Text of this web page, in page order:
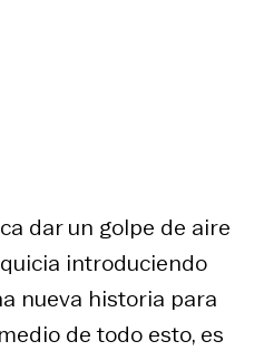
dar un golpe de aire
introduciendo
nueva historia para
de todo esto, es